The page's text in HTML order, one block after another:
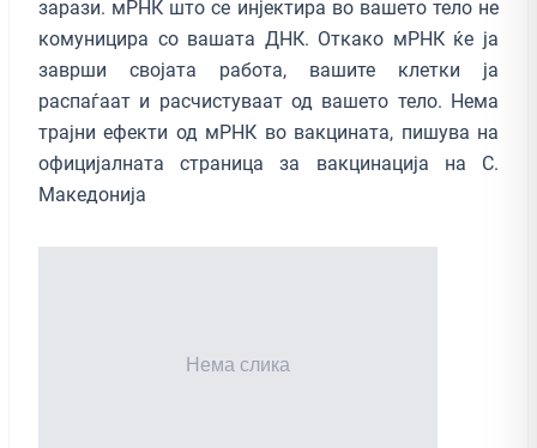
зарази. мРНК што се инјектира во вашето тело не
комуницира со вашата ДНК. Откако мРНК ќе ја
заврши својата работа, вашите клетки ја
распаѓаат и расчистуваат од вашето тело. Нема
трајни ефекти од мРНК во вакцината, пишува на
официјалната страница за вакцинација на С.
Македонија